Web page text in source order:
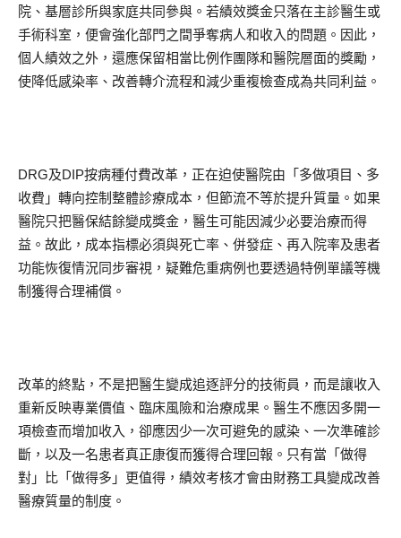
院、基層診所與家庭共同參與。若績效獎金只落在主診醫生或
手術科室，便會強化部門之間爭奪病人和收入的問題。因此，
個人績效之外，還應保留相當比例作團隊和醫院層面的獎勵，
使降低感染率、改善轉介流程和減少重複檢查成為共同利益。
DRG及DIP按病種付費改革，正在迫使醫院由「多做項目、多
收費」轉向控制整體診療成本，但節流不等於提升質量。如果
醫院只把醫保結餘變成獎金，醫生可能因減少必要治療而得
益。故此，成本指標必須與死亡率、併發症、再入院率及患者
功能恢復情況同步審視，疑難危重病例也要透過特例單議等機
制獲得合理補償。
改革的終點，不是把醫生變成追逐評分的技術員，而是讓收入
重新反映專業價值、臨床風險和治療成果。醫生不應因多開一
項檢查而增加收入，卻應因少一次可避免的感染、一次準確診
斷，以及一名患者真正康復而獲得合理回報。只有當「做得
對」比「做得多」更值得，績效考核才會由財務工具變成改善
醫療質量的制度。